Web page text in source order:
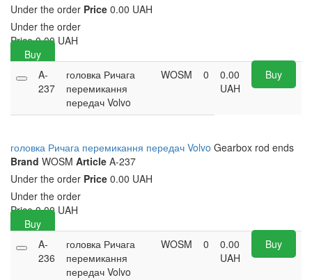
Under the order Price 0.00 UAH
Under the order
Price 0.00 UAH
Buy
A-
237
головка Ричага
перемикання
передач Volvo
WOSM 0
0.00
UAH
Buy
головка Ричага перемикання передач Volvo Gearbox rod ends
Brand WOSM Article A-237
Under the order Price 0.00 UAH
Under the order
Price 0.00 UAH
Buy
A-
236
головка Ричага
перемикання
передач Volvo
WOSM 0
0.00
UAH
Buy